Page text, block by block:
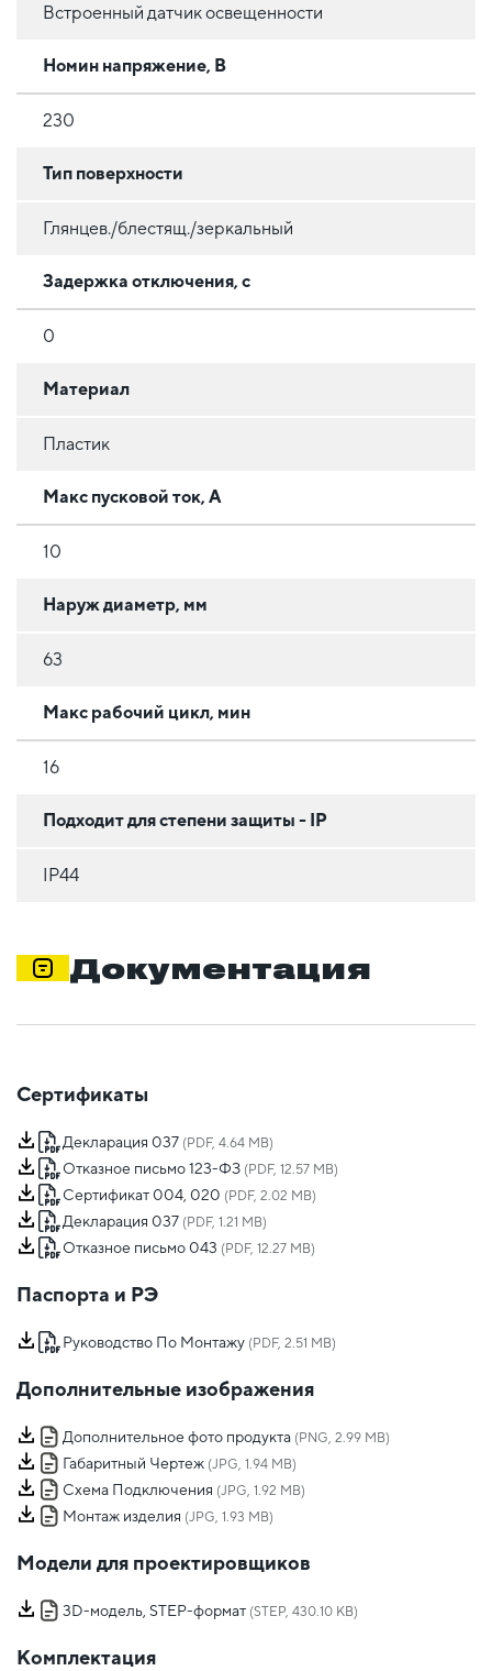
Встроенный датчик освещенности
Номин напряжение, В
230
Тип поверхности
Глянцев./блестящ./зеркальный
Задержка отключения, с
0
Материал
Пластик
Макс пусковой ток, А
10
Наруж диаметр, мм
63
Макс рабочий цикл, мин
16
Подходит для степени защиты - IP
IP44
Документация
Сертификаты
Декларация 037 (PDF, 4.64 MB)
Отказное письмо 123-ФЗ (PDF, 12.57 MB)
Сертификат 004, 020 (PDF, 2.02 MB)
Декларация 037 (PDF, 1.21 MB)
Отказное письмо 043 (PDF, 12.27 MB)
Паспорта и РЭ
Руководство По Монтажу (PDF, 2.51 MB)
Дополнительные изображения
Дополнительное фото продукта (PNG, 2.99 MB)
Габаритный Чертеж (JPG, 1.94 MB)
Схема Подключения (JPG, 1.92 MB)
Монтаж изделия (JPG, 1.93 MB)
Модели для проектировщиков
3D-модель, STEP-формат (STEP, 430.10 KB)
Комплектация